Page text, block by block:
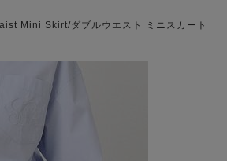
Mini Skirt/ダブルウエスト ミニスカート
model 172cm